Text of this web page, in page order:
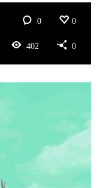
0 0
402 0